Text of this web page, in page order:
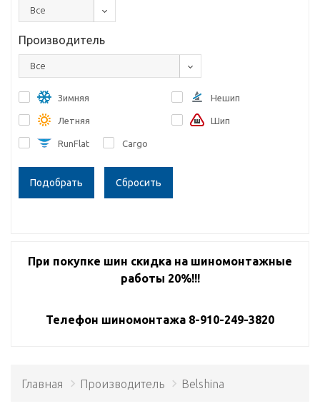
Все
Производитель
Все
Зимняя
Летняя
RunFlat Cargo
Нешип
Шип
Сбросить
При покупке шин скидка на шиномонтажные
работы 20%!!!
Телефон шиномонтажа 8-910-249-3820
Главная Производитель Belshina